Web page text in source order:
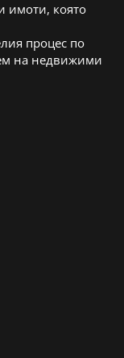
имоти, която
процес по
на недвижими